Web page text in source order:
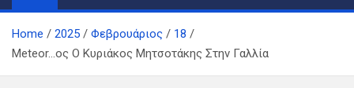
Home 2025 Φεβρουάριος
18
Meteor…ος Ο Κυριάκος Μητσοτάκης Στην Γαλλία